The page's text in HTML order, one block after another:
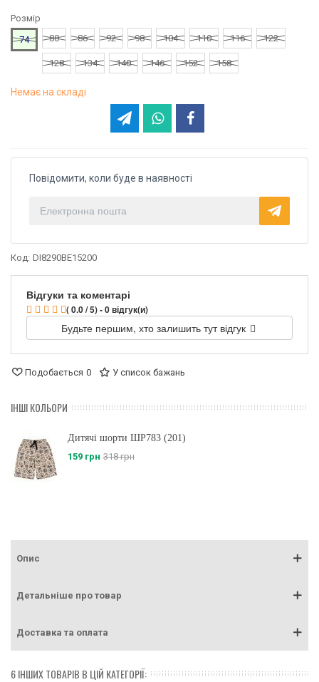
Розмір
74
80 86 92 98 104 110 116 122
128 134 140 146 152 158
Немає на складі
Повідомити, коли буде в наявності
Код: DI8290BE15200
Відгуки та коментарі
( 0.0 / 5) - 0 відгук(и)
Будьте першим, хто залишить тут відгук
Подобається 0 У список бажань
ІНШІ КОЛЬОРИ
Дитячі шорти ШР783 (201)
159 грн 318 грн
Опис
Детальніше про товар
Доставка та оплата
6 ІНШИХ ТОВАРІВ В ЦІЙ КАТЕГОРІЇ: